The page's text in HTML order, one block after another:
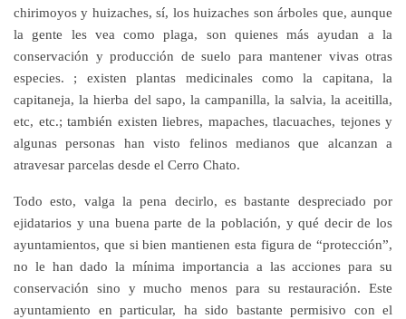
chirimoyos y huizaches, sí, los huizaches son árboles que, aunque
la gente les vea como plaga, son quienes más ayudan a la
conservación y producción de suelo para mantener vivas otras
especies. ; existen plantas medicinales como la capitana, la
capitaneja, la hierba del sapo, la campanilla, la salvia, la aceitilla,
etc, etc.; también existen liebres, mapaches, tlacuaches, tejones y
algunas personas han visto felinos medianos que alcanzan a
atravesar parcelas desde el Cerro Chato.
Todo esto, valga la pena decirlo, es bastante despreciado por
ejidatarios y una buena parte de la población, y qué decir de los
ayuntamientos, que si bien mantienen esta figura de “protección”,
no le han dado la mínima importancia a las acciones para su
conservación sino y mucho menos para su restauración. Este
ayuntamiento en particular, ha sido bastante permisivo con el